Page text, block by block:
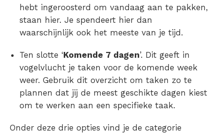
hebt ingeroosterd om vandaag aan te pakken,
staan hier. Je spendeert hier dan
waarschijnlijk ook het meeste van je tijd.
Ten slotte ‘Komende 7 dagen’. Dit geeft in
vogelvlucht je taken voor de komende week
weer. Gebruik dit overzicht om taken zo te
plannen dat jij de meest geschikte dagen kiest
om te werken aan een specifieke taak.
Onder deze drie opties vind je de categorie